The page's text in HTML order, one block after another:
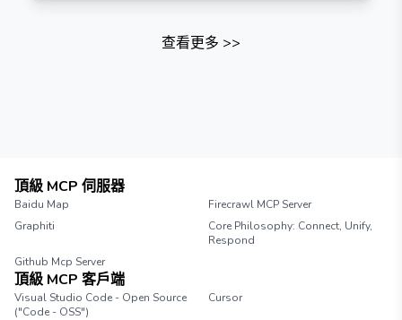
查看更多 >>
頂級 MCP 伺服器
Baidu Map
Firecrawl MCP Server
Graphiti
Core Philosophy: Connect, Unify,
Respond
Github Mcp Server
頂級 MCP 客戶端
Visual Studio Code - Open Source
("Code - OSS")
Cursor